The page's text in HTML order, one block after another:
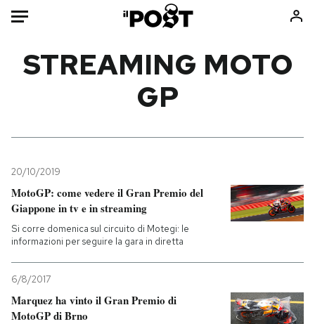
Mondo
Tecnologia
Internet
Cultura
Economia
Sport
Libri
Ok Boomer!
Europa
Altrecose
STREAMING MOTO
GP
20/10/2019
MotoGP: come vedere il Gran Premio del
Giappone in tv e in streaming
Si corre domenica sul circuito di Motegi: le
informazioni per seguire la gara in diretta
6/8/2017
Marquez ha vinto il Gran Premio di
MotoGP di Brno